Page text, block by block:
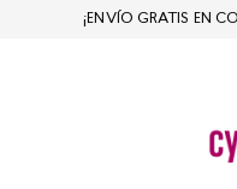
¡ENVÍO GRATIS EN